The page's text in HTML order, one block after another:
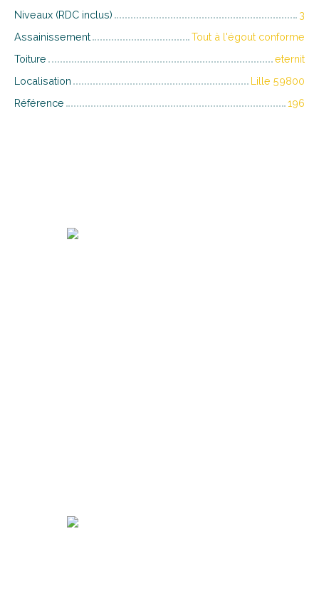
Niveaux (RDC inclus)
3
Assainissement
Tout à l'égout conforme
Toiture
eternit
Localisation
Lille 59800
Référence
196